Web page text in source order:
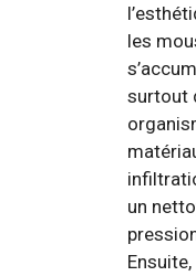
les
surtout
un